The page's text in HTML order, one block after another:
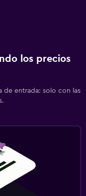
los precios
de entrada: solo con las